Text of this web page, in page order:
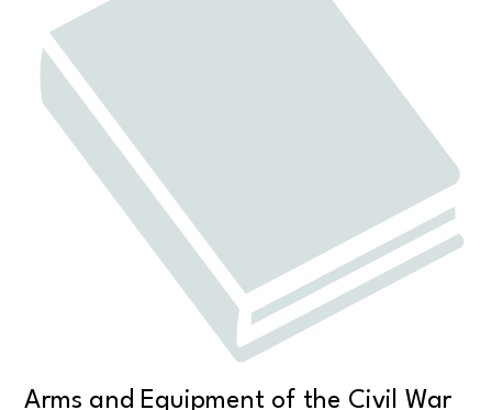
Arms and Equipment of the Civil War